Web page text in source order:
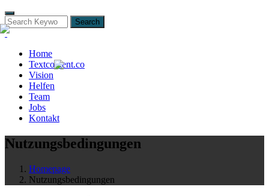
Search
Home
Textcontent.co
Vision
Helfen
Team
Jobs
Kontakt
Nutzungsbedingungen
Homepage
Nutzungsbedingungen